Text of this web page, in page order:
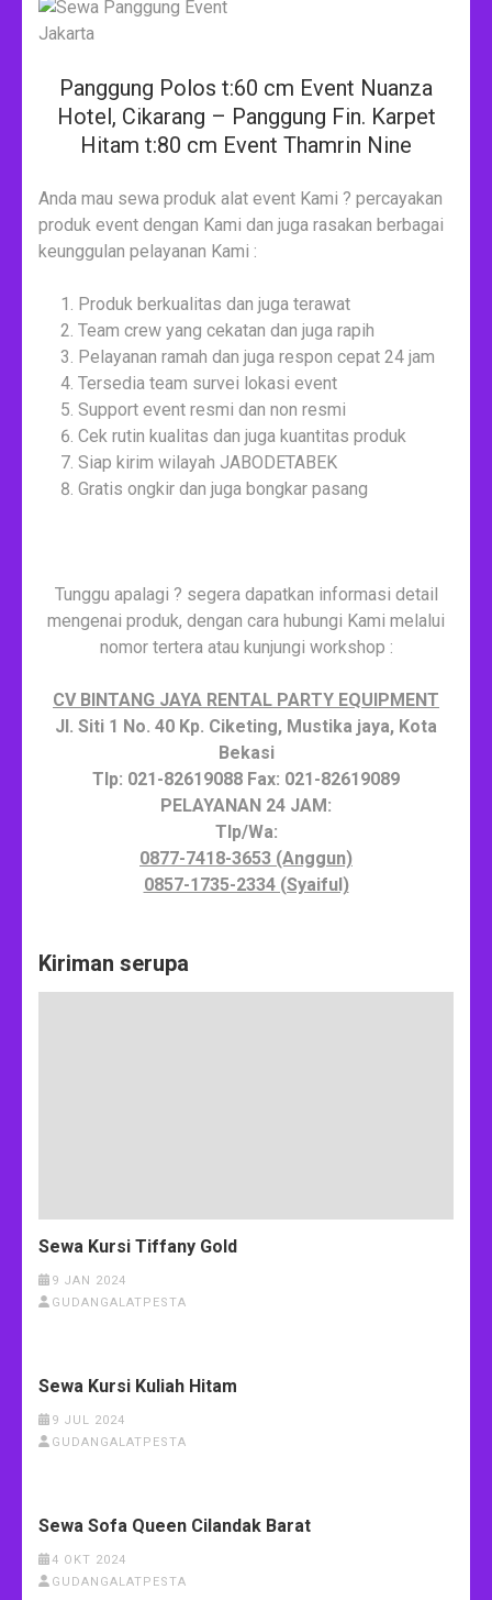
Panggung Polos t:60 cm Event Nuanza
Hotel, Cikarang – Panggung Fin. Karpet
Hitam t:80 cm Event Thamrin Nine
Anda mau sewa produk alat event Kami ? percayakan
produk event dengan Kami dan juga rasakan berbagai
keunggulan pelayanan Kami :
Produk berkualitas dan juga terawat
Team crew yang cekatan dan juga rapih
Pelayanan ramah dan juga respon cepat 24 jam
Tersedia team survei lokasi event
Support event resmi dan non resmi
Cek rutin kualitas dan juga kuantitas produk
Siap kirim wilayah JABODETABEK
Gratis ongkir dan juga bongkar pasang
Tunggu apalagi ? segera dapatkan informasi detail
mengenai produk, dengan cara hubungi Kami melalui
nomor tertera atau kunjungi workshop :
CV BINTANG JAYA RENTAL PARTY EQUIPMENT
Jl. Siti 1 No. 40 Kp. Ciketing, Mustika jaya, Kota
Bekasi
Tlp: 021-82619088 Fax: 021-82619089
PELAYANAN 24 JAM:
Tlp/Wa:
0877-7418-3653 (Anggun)
0857-1735-2334 (Syaiful)
Kiriman serupa
Sewa Kursi Tiffany Gold
9 JAN 2024
GUDANGALATPESTA
Sewa Kursi Kuliah Hitam
9 JUL 2024
GUDANGALATPESTA
Sewa Sofa Queen Cilandak Barat
4 OKT 2024
GUDANGALATPESTA